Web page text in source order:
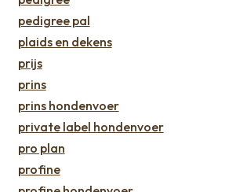
pedigree pal
plaids en dekens
prijs
prins
prins hondenvoer
private label hondenvoer
pro plan
profine